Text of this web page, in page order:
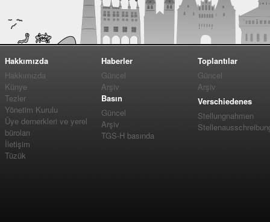
Hakkımızda
Hakkımızda
Künye
Tezler
Yönetim Kurulu
Üye dernerkleri ve yerel
büroları
İletişim
Tüzük
Haberler
Güncel
Arşiv
Basın
Güncel
Arşiv
TGS-H basında
Toplantılar
Güncel
Arşiv
Verschiedenes
Stellungnahmen